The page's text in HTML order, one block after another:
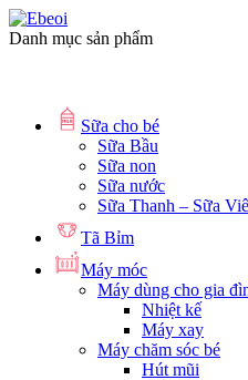
Danh mục sản phẩm
Sữa cho bé
Sữa Bầu
Sữa non
Sữa nước
Sữa Thanh – Sữa
Tã Bỉm
Máy móc
Máy dùng cho gia
Nhiệt kế
Máy xay
Máy chăm sóc bé
Hút mũi